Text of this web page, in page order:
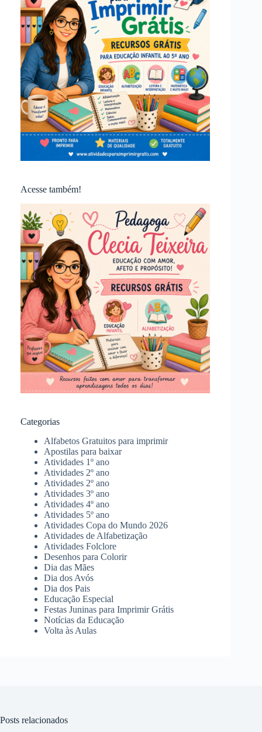
Acesse também!
Categorias
Alfabetos Gratuitos para imprimir
Apostilas para baixar
Atividades 1º ano
Atividades 2º ano
Atividades 2º ano
Atividades 3º ano
Atividades 4º ano
Atividades 5º ano
Atividades Copa do Mundo 2026
Atividades de Alfabetização
Atividades Folclore
Desenhos para Colorir
Dia das Mães
Dia dos Avós
Dia dos Pais
Educação Especial
Festas Juninas para Imprimir Grátis
Notícias da Educação
Volta às Aulas
Posts relacionados